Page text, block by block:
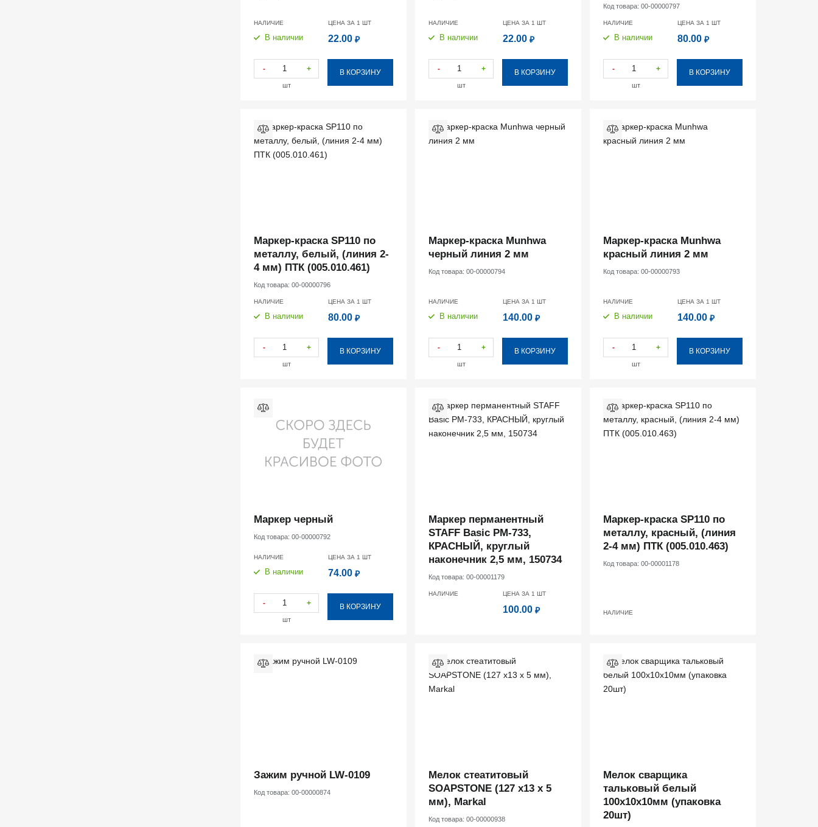
НАЛИЧИЕ
В наличии
ЦЕНА ЗА 1 ШТ
22.00 ₽
- +
шт
В КОРЗИНУ
НАЛИЧИЕ
В наличии
ЦЕНА ЗА 1 ШТ
22.00 ₽
- +
шт
В КОРЗИНУ
Код товара: 00-00000797
НАЛИЧИЕ
В наличии
ЦЕНА ЗА 1 ШТ
80.00 ₽
- +
шт
В КОРЗИНУ
Маркер-краска SP110 по
металлу, белый, (линия 2-
4 мм) ПТК (005.010.461)
Код товара: 00-00000796
НАЛИЧИЕ
В наличии
ЦЕНА ЗА 1 ШТ
80.00 ₽
- +
шт
В КОРЗИНУ
Маркер-краска Munhwa
черный линия 2 мм
Код товара: 00-00000794
НАЛИЧИЕ
В наличии
ЦЕНА ЗА 1 ШТ
140.00 ₽
- +
шт
В КОРЗИНУ
Маркер-краска Munhwa
красный линия 2 мм
Код товара: 00-00000793
НАЛИЧИЕ
В наличии
ЦЕНА ЗА 1 ШТ
140.00 ₽
- +
шт
В КОРЗИНУ
Маркер черный
Код товара: 00-00000792
НАЛИЧИЕ
В наличии
ЦЕНА ЗА 1 ШТ
74.00 ₽
- +
шт
В КОРЗИНУ
Маркер перманентный
STAFF Basic PM-733,
КРАСНЫЙ, круглый
наконечник 2,5 мм, 150734
Код товара: 00-00001179
НАЛИЧИЕ ЦЕНА ЗА 1 ШТ
100.00 ₽
Маркер-краска SP110 по
металлу, красный, (линия
2-4 мм) ПТК (005.010.463)
Код товара: 00-00001178
НАЛИЧИЕ
Зажим ручной LW-0109
Код товара: 00-00000874
Мелок стеатитовый
SOAPSTONE (127 х13 х 5
мм), Markal
Код товара: 00-00000938
Мелок сварщика
тальковый белый
100х10х10мм (упаковка
20шт)